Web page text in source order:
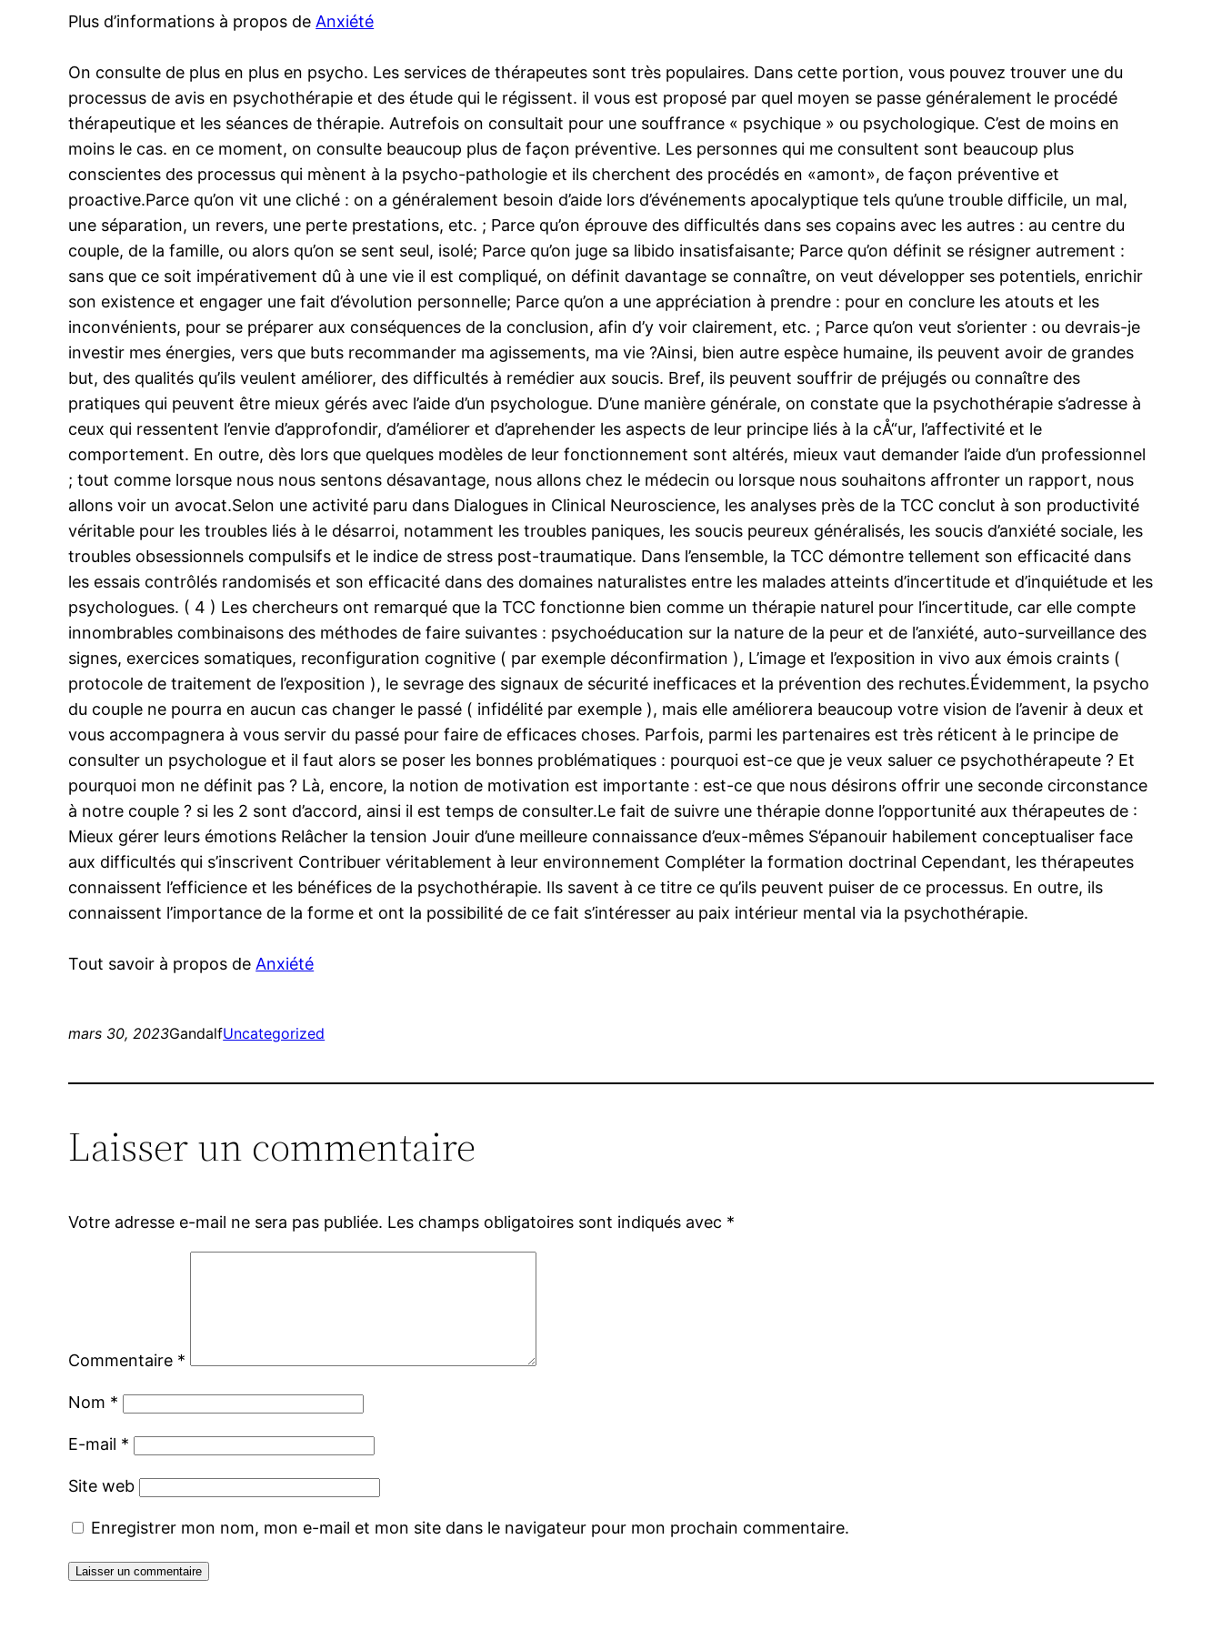
Plus d’informations à propos de Anxiété
On consulte de plus en plus en psycho. Les services de thérapeutes sont très populaires. Dans cette portion, vous pouvez trouver une du
processus de avis en psychothérapie et des étude qui le régissent. il vous est proposé par quel moyen se passe généralement le procédé
thérapeutique et les séances de thérapie. Autrefois on consultait pour une souffrance « psychique » ou psychologique. C’est de moins en
moins le cas. en ce moment, on consulte beaucoup plus de façon préventive. Les personnes qui me consultent sont beaucoup plus
conscientes des processus qui mènent à la psycho-pathologie et ils cherchent des procédés en «amont», de façon préventive et
proactive.Parce qu’on vit une cliché : on a généralement besoin d’aide lors d’événements apocalyptique tels qu’une trouble difficile, un mal,
une séparation, un revers, une perte prestations, etc. ; Parce qu’on éprouve des difficultés dans ses copains avec les autres : au centre du
couple, de la famille, ou alors qu’on se sent seul, isolé; Parce qu’on juge sa libido insatisfaisante; Parce qu’on définit se résigner autrement :
sans que ce soit impérativement dû à une vie il est compliqué, on définit davantage se connaître, on veut développer ses potentiels, enrichir
son existence et engager une fait d’évolution personnelle; Parce qu’on a une appréciation à prendre : pour en conclure les atouts et les
inconvénients, pour se préparer aux conséquences de la conclusion, afin d’y voir clairement, etc. ; Parce qu’on veut s’orienter : ou devrais-je
investir mes énergies, vers que buts recommander ma agissements, ma vie ?Ainsi, bien autre espèce humaine, ils peuvent avoir de grandes
but, des qualités qu’ils veulent améliorer, des difficultés à remédier aux soucis. Bref, ils peuvent souffrir de préjugés ou connaître des
pratiques qui peuvent être mieux gérés avec l’aide d’un psychologue. D’une manière générale, on constate que la psychothérapie s’adresse à
ceux qui ressentent l’envie d’approfondir, d’améliorer et d’aprehender les aspects de leur principe liés à la cÅ“ur, l’affectivité et le
comportement. En outre, dès lors que quelques modèles de leur fonctionnement sont altérés, mieux vaut demander l’aide d’un professionnel
; tout comme lorsque nous nous sentons désavantage, nous allons chez le médecin ou lorsque nous souhaitons affronter un rapport, nous
allons voir un avocat.Selon une activité paru dans Dialogues in Clinical Neuroscience, les analyses près de la TCC conclut à son productivité
véritable pour les troubles liés à le désarroi, notamment les troubles paniques, les soucis peureux généralisés, les soucis d’anxiété sociale, les
troubles obsessionnels compulsifs et le indice de stress post-traumatique. Dans l’ensemble, la TCC démontre tellement son efficacité dans
les essais contrôlés randomisés et son efficacité dans des domaines naturalistes entre les malades atteints d’incertitude et d’inquiétude et les
psychologues. ( 4 ) Les chercheurs ont remarqué que la TCC fonctionne bien comme un thérapie naturel pour l’incertitude, car elle compte
innombrables combinaisons des méthodes de faire suivantes : psychoéducation sur la nature de la peur et de l’anxiété, auto-surveillance des
signes, exercices somatiques, reconfiguration cognitive ( par exemple déconfirmation ), L’image et l’exposition in vivo aux émois craints (
protocole de traitement de l’exposition ), le sevrage des signaux de sécurité inefficaces et la prévention des rechutes.Évidemment, la psycho
du couple ne pourra en aucun cas changer le passé ( infidélité par exemple ), mais elle améliorera beaucoup votre vision de l’avenir à deux et
vous accompagnera à vous servir du passé pour faire de efficaces choses. Parfois, parmi les partenaires est très réticent à le principe de
consulter un psychologue et il faut alors se poser les bonnes problématiques : pourquoi est-ce que je veux saluer ce psychothérapeute ? Et
pourquoi mon ne définit pas ? Là, encore, la notion de motivation est importante : est-ce que nous désirons offrir une seconde circonstance
à notre couple ? si les 2 sont d’accord, ainsi il est temps de consulter.Le fait de suivre une thérapie donne l’opportunité aux thérapeutes de :
Mieux gérer leurs émotions Relâcher la tension Jouir d’une meilleure connaissance d’eux-mêmes S’épanouir habilement conceptualiser face
aux difficultés qui s’inscrivent Contribuer véritablement à leur environnement Compléter la formation doctrinal Cependant, les thérapeutes
connaissent l’efficience et les bénéfices de la psychothérapie. Ils savent à ce titre ce qu’ils peuvent puiser de ce processus. En outre, ils
connaissent l’importance de la forme et ont la possibilité de ce fait s’intéresser au paix intérieur mental via la psychothérapie.
Tout savoir à propos de Anxiété
mars 30, 2023GandalfUncategorized
Laisser un commentaire
Votre adresse e-mail ne sera pas publiée. Les champs obligatoires sont indiqués avec *
Commentaire *
Nom *
E-mail *
Site web
Enregistrer mon nom, mon e-mail et mon site dans le navigateur pour mon prochain commentaire.